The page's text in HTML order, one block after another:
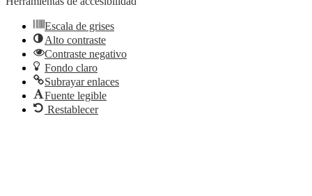
Escala de grises
Alto contraste
Contraste negativo
Fondo claro
Subrayar enlaces
Fuente legible
Restablecer